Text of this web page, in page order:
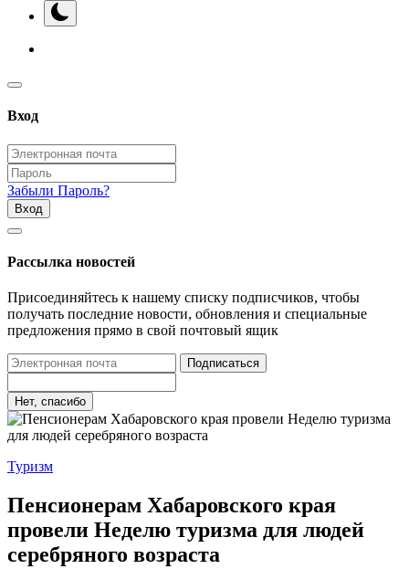
Вход
Забыли Пароль?
Вход
Рассылка новостей
Присоединяйтесь к нашему списку подписчиков, чтобы
получать последние новости, обновления и специальные
предложения прямо в свой почтовый ящик
Подписаться
Нет, спасибо
Туризм
Пенсионерам Хабаровского края
провели Неделю туризма для людей
серебряного возраста